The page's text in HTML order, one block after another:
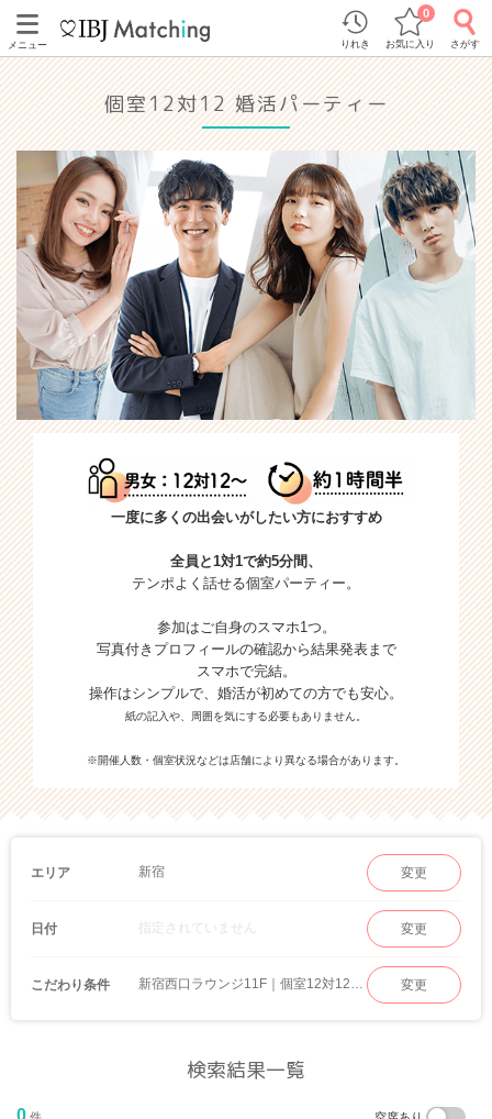
メニュー りれき お気に入り
0
さがす
個室12対12 婚活パーティー
一度に多くの出会いがしたい方におすすめ
全員と1対1で約5分間、
テンポよく話せる個室パーティー。
参加はご自身のスマホ1つ。
写真付きプロフィールの確認から結果発表まで
スマホで完結。
操作はシンプルで、婚活が初めての方でも安心。
紙の記入や、周囲を気にする必要もありません。
※開催人数・個室状況などは店舗により異なる場合があります。
エリア 新宿 変更
日付 指定されていません 変更
こだわり条件 新宿西口ラウンジ11F｜個室12対12 婚活パーティー 変更
検索結果一覧
0